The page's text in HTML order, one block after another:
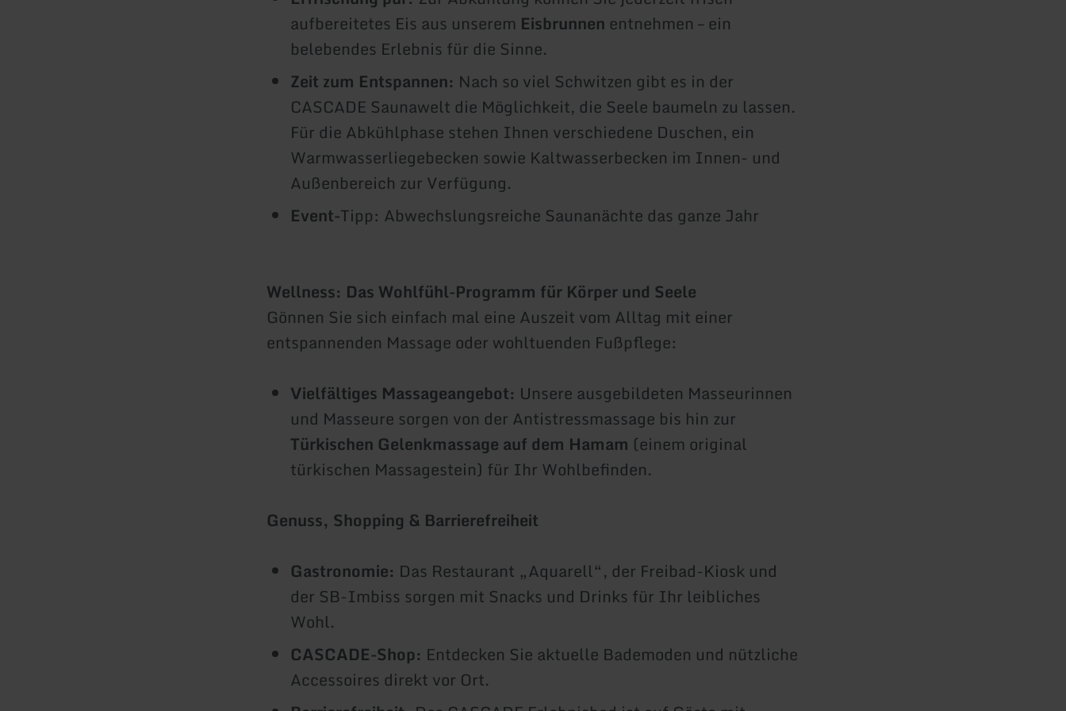
aufbereitetes Eis aus unserem Eisbrunnen entnehmen – ein
belebendes Erlebnis für die Sinne.
Zeit zum Entspannen: Nach so viel Schwitzen gibt es in der
CASCADE Saunawelt die Möglichkeit, die Seele baumeln zu lassen.
Für die Abkühlphase stehen Ihnen verschiedene Duschen, ein
Warmwasserliegebecken sowie Kaltwasserbecken im Innen- und
Außenbereich zur Verfügung.
Event-Tipp: Abwechslungsreiche Saunanächte das ganze Jahr
Wellness: Das Wohlfühl-Programm für Körper und Seele
Gönnen Sie sich einfach mal eine Auszeit vom Alltag mit einer
entspannenden Massage oder wohltuenden Fußpflege:
Vielfältiges Massageangebot: Unsere ausgebildeten Masseurinnen
und Masseure sorgen von der Antistressmassage bis hin zur
Türkischen Gelenkmassage auf dem Hamam (einem original
türkischen Massagestein) für Ihr Wohlbefinden.
Genuss, Shopping & Barrierefreiheit
Gastronomie: Das Restaurant „Aquarell“, der Freibad-Kiosk und
der SB-Imbiss sorgen mit Snacks und Drinks für Ihr leibliches
Wohl.
CASCADE-Shop: Entdecken Sie aktuelle Bademoden und nützliche
Accessoires direkt vor Ort.